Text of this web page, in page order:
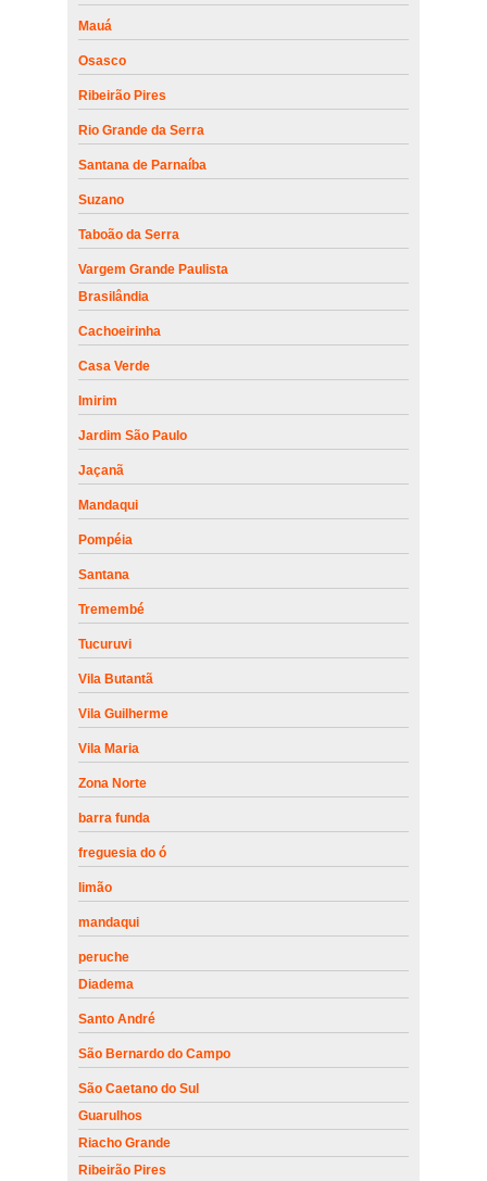
Mauá
Osasco
Ribeirão Pires
Rio Grande da Serra
Santana de Parnaíba
Suzano
Taboão da Serra
Vargem Grande Paulista
Brasilândia
Cachoeirinha
Casa Verde
Imirim
Jardim São Paulo
Jaçanã
Mandaqui
Pompéia
Santana
Tremembé
Tucuruvi
Vila Butantã
Vila Guilherme
Vila Maria
Zona Norte
barra funda
freguesia do ó
limão
mandaqui
peruche
Diadema
Santo André
São Bernardo do Campo
São Caetano do Sul
Guarulhos
Riacho Grande
Ribeirão Pires